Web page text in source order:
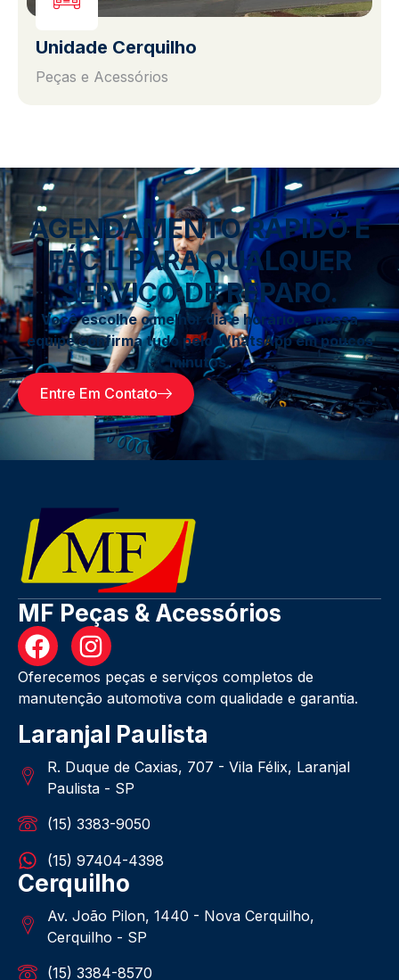
Unidade Cerquilho
Peças e Acessórios
AGENDAMENTO RÁPIDO E
FÁCIL PARA QUALQUER
SERVIÇO DE REPARO.
Você escolhe o melhor dia e horário, e nossa
equipe confirma tudo pelo WhatsApp em poucos
minutos.
Entre Em Contato
MF Peças & Acessórios
Oferecemos peças e serviços completos de
manutenção automotiva com qualidade e garantia.
Laranjal Paulista
R. Duque de Caxias, 707 - Vila Félix, Laranjal
Paulista - SP
(15) 3383-9050
(15) 97404-4398
Cerquilho
Av. João Pilon, 1440 - Nova Cerquilho,
Cerquilho - SP
(15) 3384-8570